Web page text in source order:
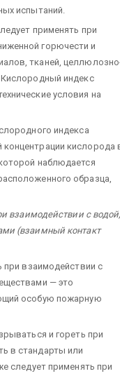
испытаний.
применять при
горючести и
тканей,
индекс
условия на
индекса
кислорода
наблюдается
образца,
взаимодействии с
(взаимный контакт
при взаимодействии с
— это
особую пожарную
и гореть при
в стандарты или
следует применять при